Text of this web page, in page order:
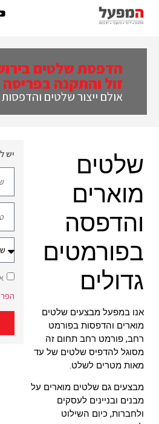
הדפסת שלטים
זול והתקנה
אולם ייצור שלטים
שלטים
מוארים
והדפסה
בפורמטים
גדולים
אנו במפעל מבצעים שלטים
מוארים והדפסות בפורמט
רחב, פורמט רחב תחום זה
מסוגל להדפיס שלטים של עד
מאות מטרים לשלט.
מבצעים גם שלטים מוארים על
מבנים ובניינים לעסקים
ולחברות, כיום השילוט
יש